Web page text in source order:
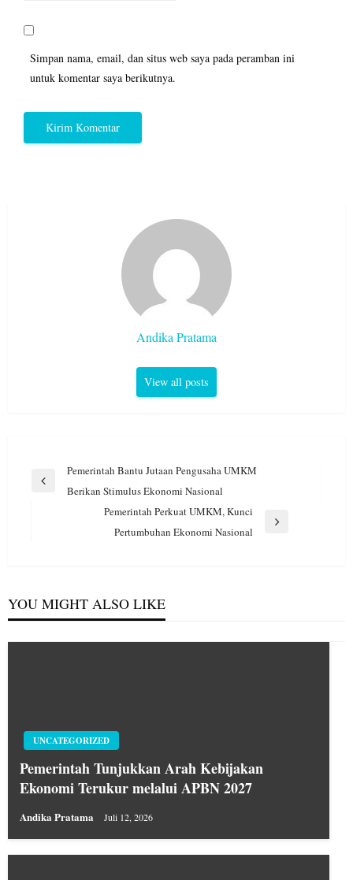
Simpan nama, email, dan situs web saya pada peramban ini
untuk komentar saya berikutnya.
Andika Pratama
View all posts
Navigasi
Previous
Pemerintah Bantu Jutaan Pengusaha UMKM
Berikan Stimulus Ekonomi Nasional
Pemerintah Perkuat UMKM, Kunci
Pertumbuhan Ekonomi Nasional
YOU MIGHT ALSO LIKE
UNCATEGORIZED
Pemerintah Tunjukkan Arah Kebijakan
Ekonomi Terukur melalui APBN 2027
Andika Pratama Juli 12, 2026